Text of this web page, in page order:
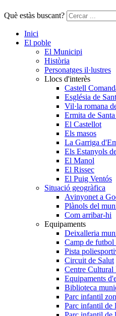
Què estàs buscant?
Inici
El poble
El Municipi
Història
Personatges il·lustres
Llocs d'interès
Castell
Església de
Vil·la romana
Ermita de
El Castellot
Els masos
La Garriga
Els Estanyols
El Manol
El Rissec
El Puig Ventós
Situació geogràfica
Avinyonet a
Plànols del
Com arribar-hi
Equipaments
Deixalleria
Camp de futbol
Pista
Circuit de Salut
Centre Cultural
Equipaments
Biblioteca
Parc infantil
Parc infantil de